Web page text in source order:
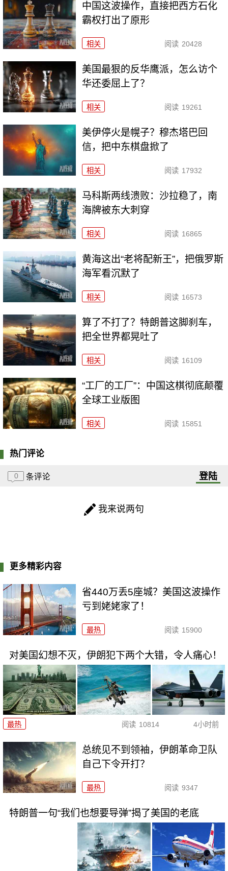
中国这波操作，直接把西方石化
霸权打出了原形
相关 阅读 20428
美国最狠的反华鹰派，怎么访个
华还委屈上了？
相关 阅读 19261
美伊停火是幌子？穆杰塔巴回
信，把中东棋盘掀了
相关 阅读 17932
马科斯两线溃败：沙拉稳了，南
海牌被东大刺穿
相关 阅读 16865
黄海这出“老将配新王”，把俄罗斯
海军看沉默了
相关 阅读 16573
算了不打了？特朗普这脚刹车，
把全世界都晃吐了
相关 阅读 16109
“工厂的工厂”：中国这棋彻底颠覆
全球工业版图
相关 阅读 15851
热门评论
0 条评论 登陆
我来说两句
更多精彩内容
省440万丢5座城？美国这波操作
亏到姥姥家了！
最热 阅读 15900
对美国幻想不灭，伊朗犯下两个大错，令人痛心！
最热 阅读 10814 4小时前
总统见不到领袖，伊朗革命卫队
自己下令开打？
最热 阅读 9347
特朗普一句“我们也想要导弹”揭了美国的老底